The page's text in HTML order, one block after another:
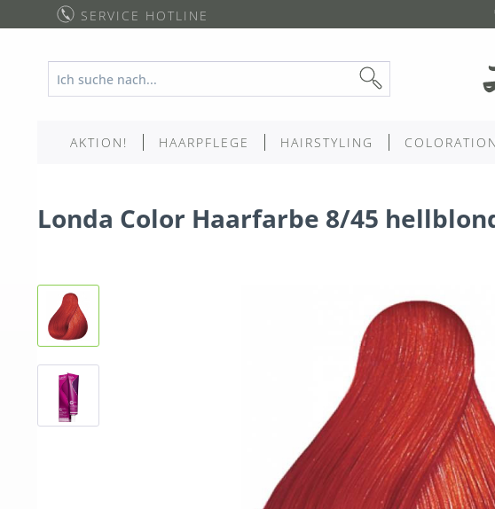
SERVICE HOTLINE
AKTION! HAARPFLEGE HAIRSTYLING COLORATION
Londa Color Haarfarbe 8/45